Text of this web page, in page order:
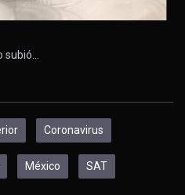
subió…
Coronavirus
México SAT